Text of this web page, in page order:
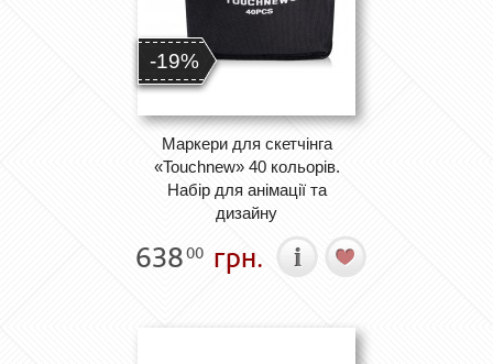
-19%
Маркери для скетчінга
«Touchnew» 40 кольорів.
Набір для анімації та
дизайну
63800 грн.